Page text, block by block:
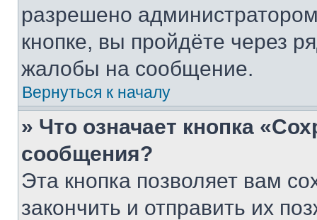
разрешено
кнопке, вы пройдёте через
жалобы на сообщение.
Вернуться к началу
» Что означает кнопка
сообщения?
Эта кнопка позволяет вам
закончить и отправить их